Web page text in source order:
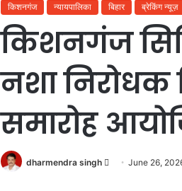
किशनगंज न्यायपालिका बिहार ब्रेकिंग न्यूज़
किशनगंज
नशा निरोधक
समारोह
dharmendra singh
SendJune 26,